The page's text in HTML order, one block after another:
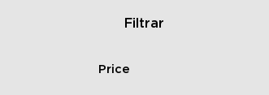
Filtrar
Price